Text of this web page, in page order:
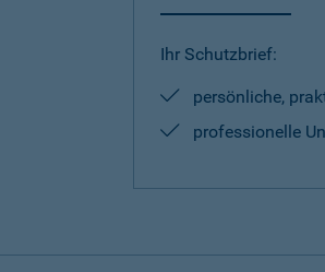
Ihr Schutzbrief:
persönliche,
professionelle